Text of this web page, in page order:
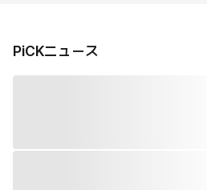
PiCKニュース